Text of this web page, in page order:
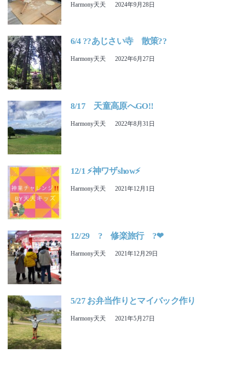
Harmony天天 2024年9月28日
6/4 ??あじさい寺 散策??
Harmony天天 2022年6月27日
8/17 天童高原へGO!!
Harmony天天 2022年8月31日
12/1 ⚡神ワザshow⚡
Harmony天天 2021年12月1日
12/29 ? 修楽旅行 ?❤
Harmony天天 2021年12月29日
5/27 お弁当作りとマイバック作り
Harmony天天 2021年5月27日